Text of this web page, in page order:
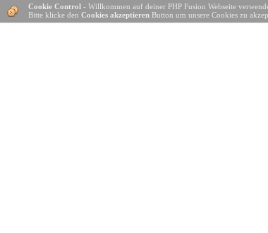
Cookie Control - Willkommen auf deiner PHP Fusion Webseite
Bitte klicke den Cookies akzeptieren Button um unsere Cookies zu